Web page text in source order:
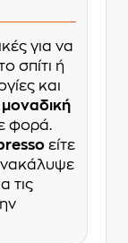
για να
σπίτι ή
και
μοναδική
φορά.
είτε
τις